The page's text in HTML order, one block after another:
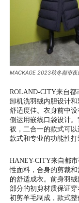
MACKAGE 2023秋冬都市夜
ROLAND-CITY来自都
卸机洗羽绒内胆设计
舒适度佳。衣身前中
侧运用嵌线口袋设计
衩，二合一的款式可
款式和专业的功能性打
HANEY-CITY来自都
性面料，合身的剪裁
的舒适成衣。前身羽
部分的初剪材质保证
初剪羊毛制成，款式